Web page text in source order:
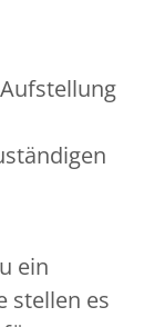
ein
stellen es